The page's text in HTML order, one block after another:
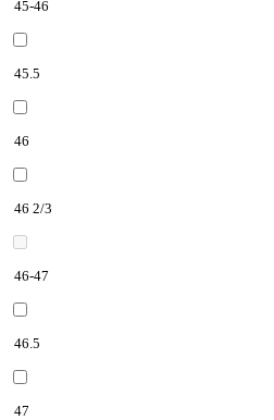
45-46
45.5
46
46 2/3
46-47
46.5
47